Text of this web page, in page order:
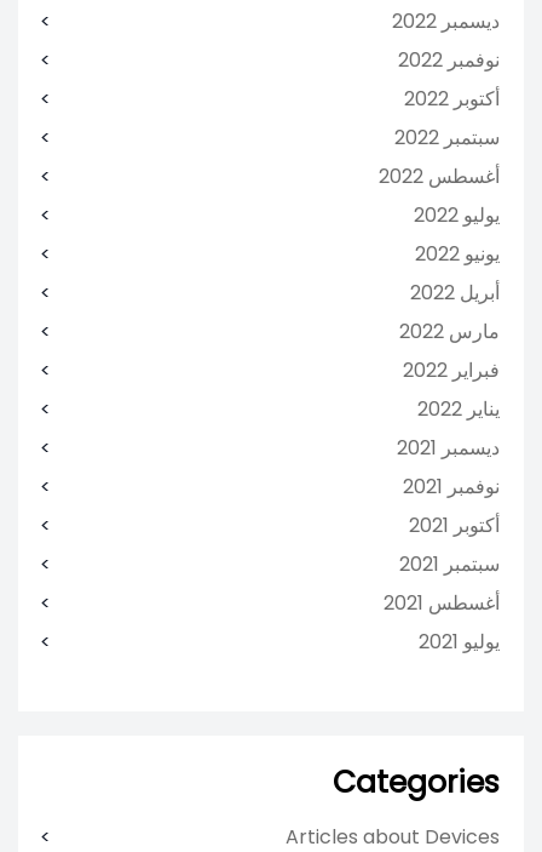
ديسمبر 2022
نوفمبر 2022
أكتوبر 2022
سبتمبر 2022
أغسطس 2022
يوليو 2022
يونيو 2022
أبريل 2022
مارس 2022
فبراير 2022
يناير 2022
ديسمبر 2021
نوفمبر 2021
أكتوبر 2021
سبتمبر 2021
أغسطس 2021
يوليو 2021
Categories
Articles about Devices